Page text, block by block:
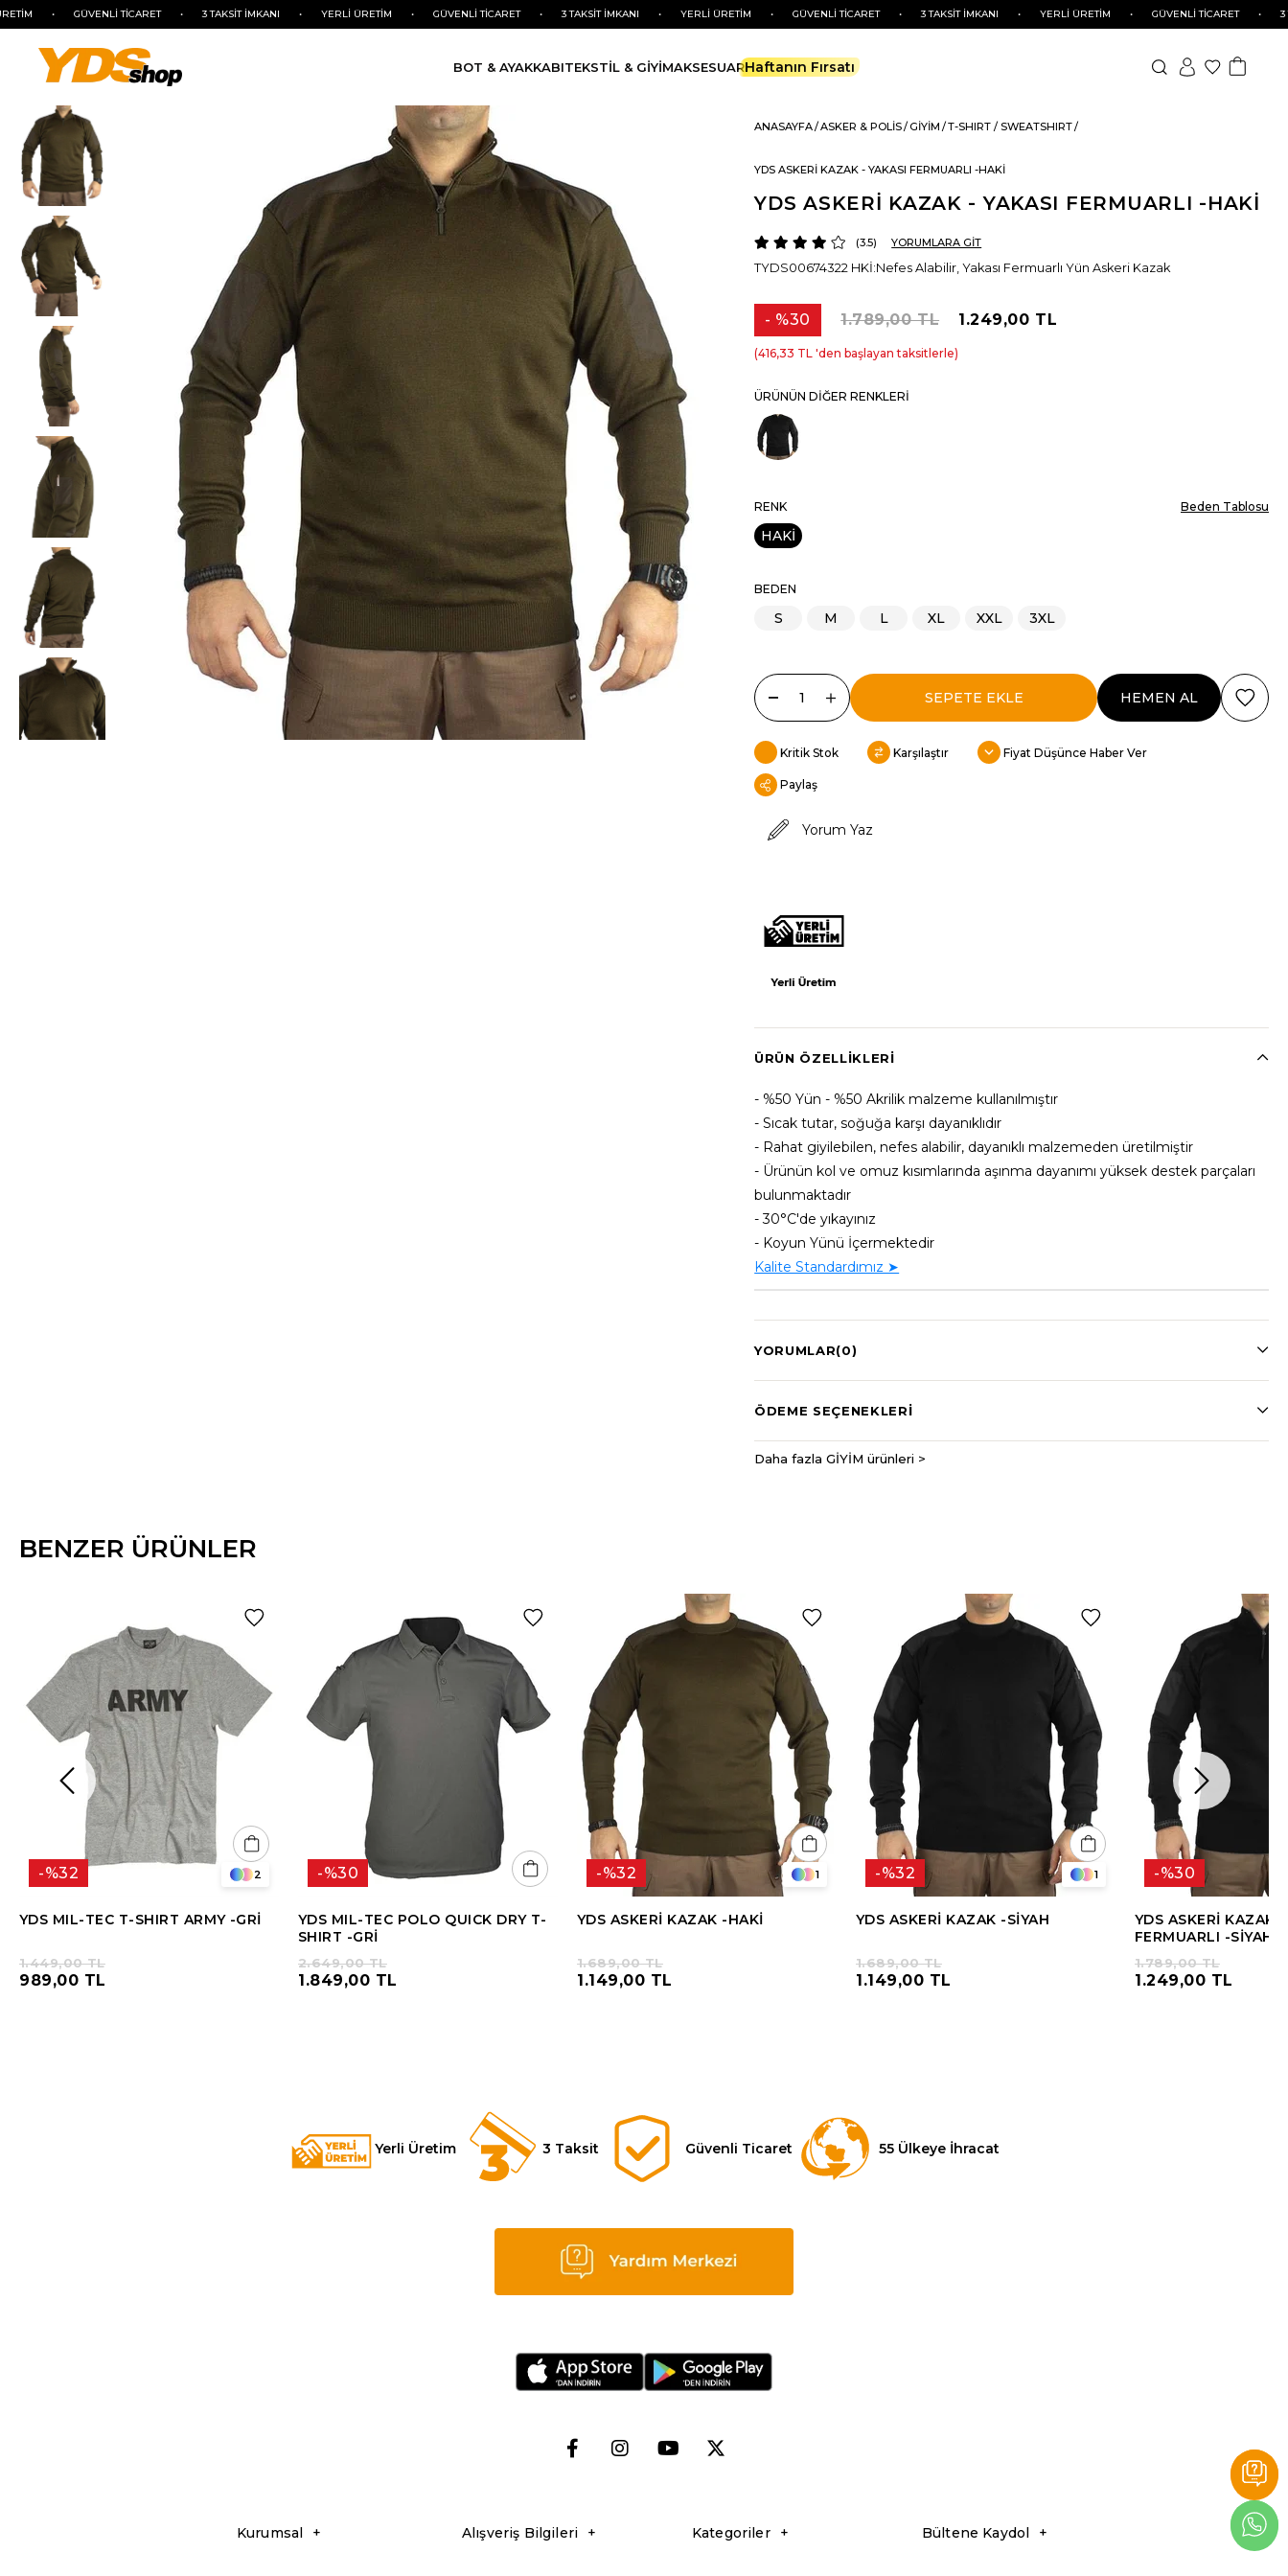
• GÜVENLİ TİCARET • 3 TAKSİT İMKANI • YERLİ ÜRETİM • GÜVENLİ TİCARET • 3 TAKSİT İMKANI • YERLİ ÜRETİM • GÜVENLİ TİCARET • 3 TAKSİT İMKANI • YERLİ ÜRETİM • GÜVENLİ TİCARET • 3 TAKSİT
BOT & AYAKKABITEKSTİL & GİYİMAKSESUARHaftanın Fırsatı
ANASAYFA ASKER & POLİS GİYİM T-SHIRT / SWEATSHIRT
YDS ASKERİ KAZAK - YAKASI FERMUARLI -HAKİ
YDS ASKERİ KAZAK - YAKASI FERMUARLI -HAKİ
3.5 YORUMLARA GİT
TYDS00674322 HKİ:Nefes Alabilir, Yakası Fermuarlı Yün Askeri Kazak
%30
İndirim
1.789,00 TL 1.249,00 TL
416,33 TL 'den başlayan taksitlerle
ÜRÜNÜN DIĞER RENKLERI
RENK
HAKİ
BEDEN
S M L XL XXL 3XL
Beden Tablosu
Kritik Stok Karşılaştır Fiyat Düşünce Haber Ver
Paylaş
Yorum Yaz
ÜRÜN ÖZELLIKLERI
- %50 Yün - %50 Akrilik malzeme kullanılmıştır
- Sıcak tutar, soğuğa karşı dayanıklıdır
- Rahat giyilebilen, nefes alabilir, dayanıklı malzemeden üretilmiştir
- Ürünün kol ve omuz kısımlarında aşınma dayanımı yüksek destek parçaları
bulunmaktadır
- 30°C'de yıkayınız
- Koyun Yünü İçermektedir
Kalite Standardımız ➤
YORUMLAR(0)
ÖDEME SEÇENEKLERI
Daha fazla GİYİM ürünleri >
BENZER ÜRÜNLER
YDS MIL-TEC T-SHIRT ARMY -GRİ
%32
989,00 TL
1.449,00 TL
2
YDS MIL-TEC POLO QUICK DRY T-
SHIRT -GRİ
%30
1.849,00 TL
2.649,00 TL
YDS ASKERİ KAZAK -HAKİ
%32
1.149,00 TL
1.689,00 TL
1
YDS ASKERİ KAZAK -SİYAH
%32
1.149,00 TL
1.689,00 TL
1
YDS ASKERİ KAZAK
FERMUARLI -SİYAH
%30
1.249,00 TL
1.789,00 TL
Yerli Üretim 3 Taksit Güvenli Ticaret 55 Ülkeye İhracat
Kurumsal Alışveriş Bilgileri Kategoriler Bültene Kaydol